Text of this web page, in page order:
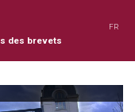
des brevets
FR